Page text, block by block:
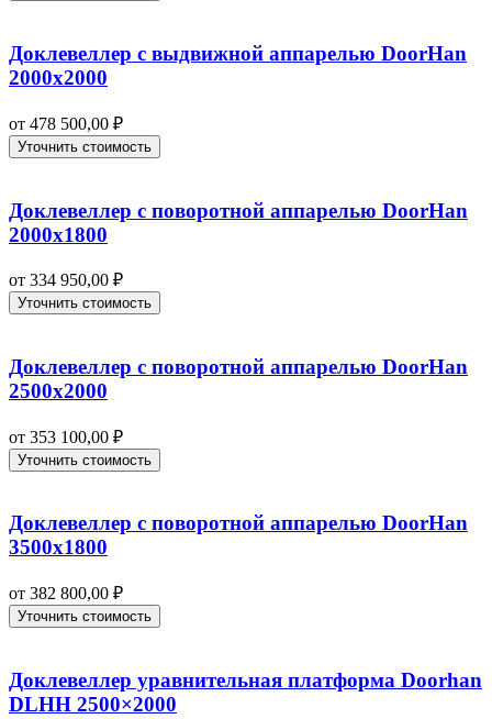
Доклевеллер с выдвижной аппарелью DoorHan
2000х2000
от 478 500,00 ₽
Уточнить стоимость
Доклевеллер с поворотной аппарелью DoorHan
2000х1800
от 334 950,00 ₽
Уточнить стоимость
Доклевеллер с поворотной аппарелью DoorHan
2500х2000
от 353 100,00 ₽
Уточнить стоимость
Доклевеллер с поворотной аппарелью DoorHan
3500х1800
от 382 800,00 ₽
Уточнить стоимость
Доклевеллер уравнительная платформа Doorhan
DLHH 2500×2000